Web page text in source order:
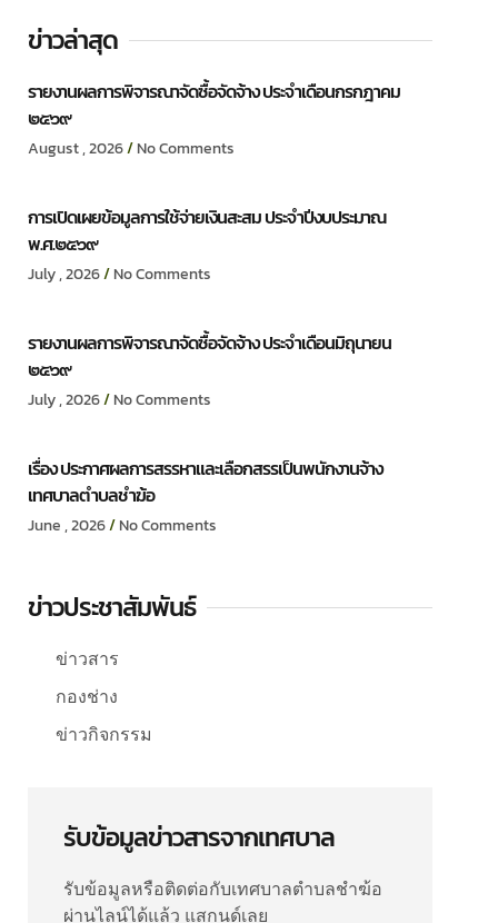
ข่าวล่าสุด
รายงานผลการพิจารณาจัดซื้อจัดจ้าง ประจำเดือนกรกฎาคม
๒๕๖๙
August , 2026 No Comments
การเปิดเผยข้อมูลการใช้จ่ายเงินสะสม ประจำปีงบประมาณ
พ.ศ.๒๕๖๙
July , 2026 No Comments
รายงานผลการพิจารณาจัดซื้อจัดจ้าง ประจำเดือนมิถุนายน
๒๕๖๙
July , 2026 No Comments
เรื่อง ประกาศผลการสรรหาและเลือกสรรเป็นพนักงานจ้าง
เทศบาลตำบลชำฆ้อ
June , 2026 No Comments
ข่าวประชาสัมพันธ์
ข่าวสาร
กองช่าง
ข่าวกิจกรรม
รับข้อมูลข่าวสารจากเทศบาล
รับข้อมูลหรือติดต่อกับเทศบาลตำบลชำฆ้อ
ผ่านไลน์ได้แล้ว แสกนด์เลย